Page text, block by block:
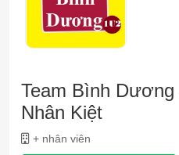
Team Bình
Nhân Kiệt
+ nhân viên